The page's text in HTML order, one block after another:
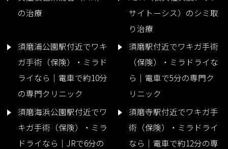
の治療
サイトーシス）のシミ取
り治療
須磨浦公園駅付近でワキ
ガ手術（保険）・ミラド
ライなら｜電車で約10分
の専門クリニック
須磨駅付近でワキガ手術
（保険）・ミラドライな
ら｜電車で5分の専門ク
リニック
須磨海浜公園駅付近でワ
キガ手術（保険）・ミラ
ドライなら｜JRで6分の
須磨寺駅付近でワキガ手
術（保険）・ミラドライ
なら｜電車で約12分の専